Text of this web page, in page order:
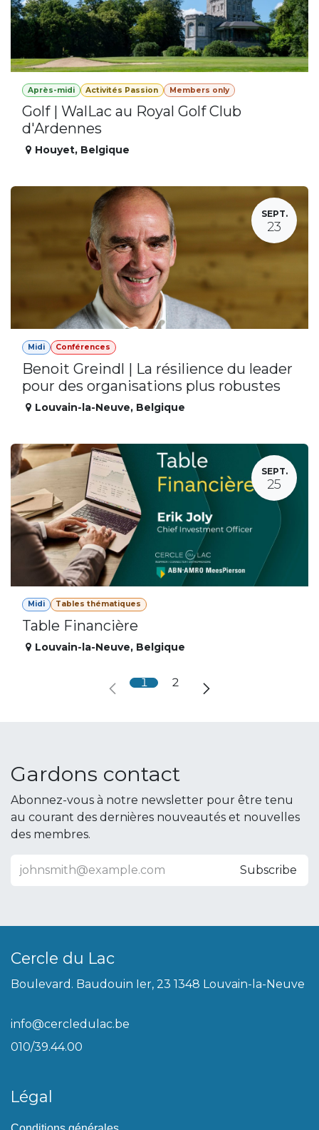
Après-midi Activités Passion Members only
Golf | WalLac au Royal Golf Club
d'Ardennes
Houyet, Belgique
SEPT.
23
Midi Conférences
Benoit Greindl | La résilience du leader
pour des organisations plus robustes
Louvain-la-Neuve, Belgique
SEPT.
25
Midi Tables thématiques
Table Financière
Louvain-la-Neuve, Belgique
1 2
Gardons contact
Abonnez-vous à notre newsletter pour être tenu
au courant des dernières nouveautés et nouvelles
des membres.
Subscribe
Cercle du Lac
Boulevard. Baudouin Ier, 23 1348 Louvain-la-Neuve
info@cercledulac.be
010/39.44.00
Légal